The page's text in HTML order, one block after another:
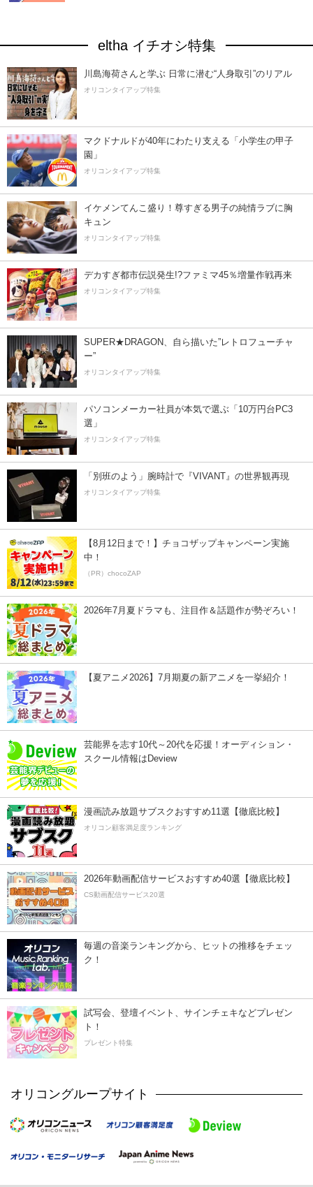
eltha イチオシ特集
川島海荷さんと学ぶ 日常に潜む“人身取引”のリアル
オリコンタイアップ特集
マクドナルドが40年にわたり支える「小学生の甲子
園」
オリコンタイアップ特集
イケメンてんこ盛り！尊すぎる男子の純情ラブに胸
キュン
オリコンタイアップ特集
デカすぎ都市伝説発生!?ファミマ45％増量作戦再来
オリコンタイアップ特集
SUPER★DRAGON、自ら描いた”レトロフューチャ
ー”
オリコンタイアップ特集
パソコンメーカー社員が本気で選ぶ「10万円台PC3
選」
オリコンタイアップ特集
「別班のよう」腕時計で『VIVANT』の世界観再現
オリコンタイアップ特集
【8月12日まで！】チョコザップキャンペーン実施
中！
（PR）chocoZAP
2026年7月夏ドラマも、注目作＆話題作が勢ぞろい！
【夏アニメ2026】7月期夏の新アニメを一挙紹介！
芸能界を志す10代～20代を応援！オーディション・
スクール情報はDeview
漫画読み放題サブスクおすすめ11選【徹底比較】
オリコン顧客満足度ランキング
2026年動画配信サービスおすすめ40選【徹底比較】
CS動画配信サービス20選
毎週の音楽ランキングから、ヒットの推移をチェッ
ク！
試写会、登壇イベント、サインチェキなどプレゼン
ト！
プレゼント特集
オリコングループサイト